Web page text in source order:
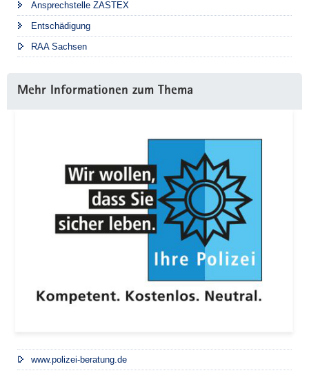
Ansprechstelle ZASTEX
Entschädigung
RAA Sachsen
Mehr Informationen zum Thema
www.polizei-beratung.de